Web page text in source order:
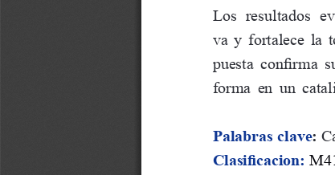
Los  resultados
va  y  fortalece  la
puesta  confirma
forma  en  un
Palabras clave:
Clasificacion: